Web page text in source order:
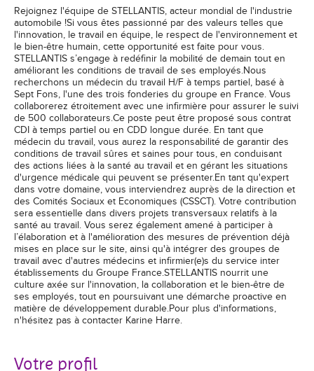
Rejoignez l'équipe de STELLANTIS, acteur mondial de l'industrie
automobile !Si vous êtes passionné par des valeurs telles que
l'innovation, le travail en équipe, le respect de l'environnement et
le bien-être humain, cette opportunité est faite pour vous.
STELLANTIS s’engage à redéfinir la mobilité de demain tout en
améliorant les conditions de travail de ses employés.Nous
recherchons un médecin du travail H/F à temps partiel, basé à
Sept Fons, l'une des trois fonderies du groupe en France. Vous
collaborerez étroitement avec une infirmière pour assurer le suivi
de 500 collaborateurs.Ce poste peut être proposé sous contrat
CDI à temps partiel ou en CDD longue durée. En tant que
médecin du travail, vous aurez la responsabilité de garantir des
conditions de travail sûres et saines pour tous, en conduisant
des actions liées à la santé au travail et en gérant les situations
d'urgence médicale qui peuvent se présenter.En tant qu'expert
dans votre domaine, vous interviendrez auprès de la direction et
des Comités Sociaux et Economiques (CSSCT). Votre contribution
sera essentielle dans divers projets transversaux relatifs à la
santé au travail. Vous serez également amené à participer à
l’élaboration et à l'amélioration des mesures de prévention déjà
mises en place sur le site, ainsi qu'à intégrer des groupes de
travail avec d'autres médecins et infirmier(e)s du service inter
établissements du Groupe France.STELLANTIS nourrit une
culture axée sur l'innovation, la collaboration et le bien-être de
ses employés, tout en poursuivant une démarche proactive en
matière de développement durable.Pour plus d'informations,
n'hésitez pas à contacter Karine Harre.
Votre profil